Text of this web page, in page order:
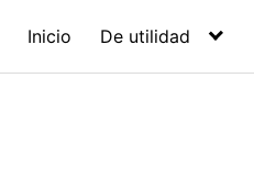
Inicio De utilidad